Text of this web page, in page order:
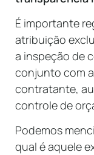
É importante
atribuição
a inspeção de
conjunto com
contratante,
controle de
Podemos
qual é aquele